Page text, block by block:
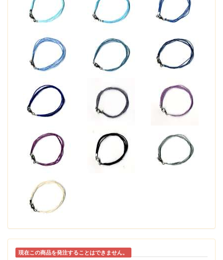
現在この商品を発注することはできません。